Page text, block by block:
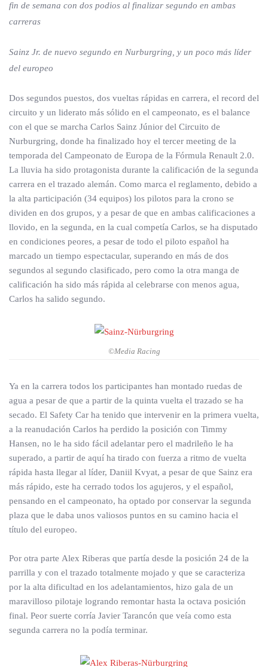
fin de semana con dos podios al finalizar segundo en ambas
carreras
Sainz Jr. de nuevo segundo en Nurburgring, y un poco más líder
del europeo
Dos segundos puestos, dos vueltas rápidas en carrera, el record del
circuito y un liderato más sólido en el campeonato, es el balance
con el que se marcha Carlos Sainz Júnior del Circuito de
Nurburgring, donde ha finalizado hoy el tercer meeting de la
temporada del Campeonato de Europa de la Fórmula Renault 2.0.
La lluvia ha sido protagonista durante la calificación de la segunda
carrera en el trazado alemán. Como marca el reglamento, debido a
la alta participación (34 equipos) los pilotos para la crono se
dividen en dos grupos, y a pesar de que en ambas calificaciones a
llovido, en la segunda, en la cual competía Carlos, se ha disputado
en condiciones peores, a pesar de todo el piloto español ha
marcado un tiempo espectacular, superando en más de dos
segundos al segundo clasificado, pero como la otra manga de
calificación ha sido más rápida al celebrarse con menos agua,
Carlos ha salido segundo.
©Media Racing
Ya en la carrera todos los participantes han montado ruedas de
agua a pesar de que a partir de la quinta vuelta el trazado se ha
secado. El Safety Car ha tenido que intervenir en la primera vuelta,
a la reanudación Carlos ha perdido la posición con Timmy
Hansen, no le ha sido fácil adelantar pero el madrileño le ha
superado, a partir de aquí ha tirado con fuerza a ritmo de vuelta
rápida hasta llegar al líder, Daniil Kvyat, a pesar de que Sainz era
más rápido, este ha cerrado todos los agujeros, y el español,
pensando en el campeonato, ha optado por conservar la segunda
plaza que le daba unos valiosos puntos en su camino hacia el
título del europeo.
Por otra parte Alex Riberas que partía desde la posición 24 de la
parrilla y con el trazado totalmente mojado y que se caracteriza
por la alta dificultad en los adelantamientos, hizo gala de un
maravilloso pilotaje logrando remontar hasta la octava posición
final. Peor suerte corría Javier Tarancón que veía como esta
segunda carrera no la podía terminar.